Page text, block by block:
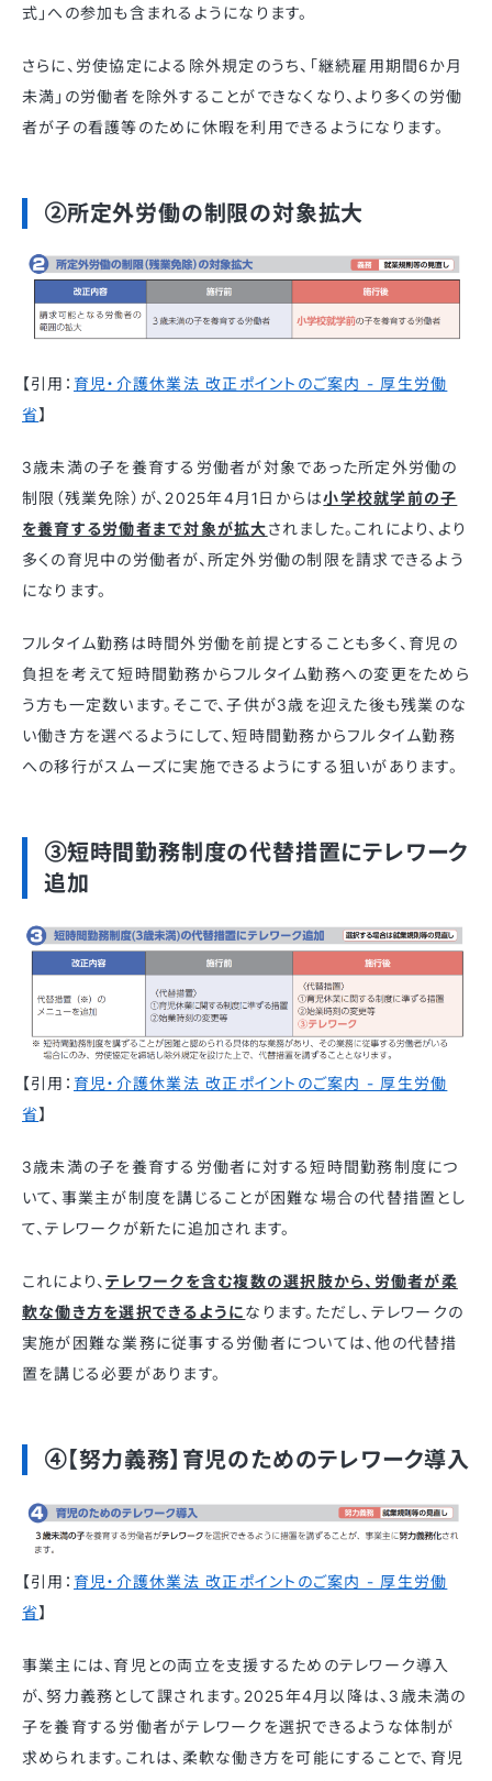
式」への参加も含まれるようになります。​
さらに、労使協定による除外規定のうち、「継続雇用期間6か月
未満」の労働者を除外することができなくなり、より多くの労働
者が子の看護等のために休暇を利用できるようになります。 ​
②所定外労働の制限の対象拡大
【引用： 育児・介護休業法 改正ポイントのご案内 - 厚生労働
省】
3歳未満の子を養育する労働者が対象であった所定外労働の
制限（残業免除）が、2025年4月1日からは小学校就学前の子
を養育する労働者まで対象が拡大されました。これにより、より
多くの育児中の労働者が、所定外労働の制限を請求できるよう
になります。​ ​
フルタイム勤務は時間外労働を前提とすることも多く、育児の
負担を考えて短時間勤務からフルタイム勤務への変更をためら
う方も一定数います。そこで、子供が3歳を迎えた後も残業のな
い働き方を選べるようにして、短時間勤務からフルタイム勤務
への移行がスムーズに実施できるようにする狙いがあります。
③短時間勤務制度の代替措置にテレワーク
追加
【引用： 育児・介護休業法 改正ポイントのご案内 - 厚生労働
省】
3歳未満の子を養育する労働者に対する短時間勤務制度につ
いて、事業主が制度を講じることが困難な場合の代替措置とし
て、テレワークが新たに追加されます。​
これにより、テレワークを含む複数の選択肢から、労働者が柔
軟な働き方を選択できるようになります。​ただし、テレワークの
実施が困難な業務に従事する労働者については、他の代替措
置を講じる必要があります。 ​
④【努力義務】育児のためのテレワーク導入
【引用： 育児・介護休業法 改正ポイントのご案内 - 厚生労働
省】
事業主には、育児との両立を支援するためのテレワーク導入
が、努力義務として課されます。2025年4月以降は、3歳未満の
子を養育する労働者がテレワークを選択できるような体制が
求められます。これは、柔軟な働き方を可能にすることで、育児